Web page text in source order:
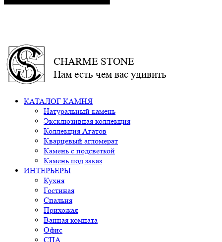
CHARME STONE
Нам есть чем вас удивить
КАТАЛОГ КАМНЯ
Натуральный камень
Эксклюзивная коллекция
Коллекция Агатов
Кварцевый агломерат
Камень с подсветкой
Камень под заказ
ИНТЕРЬЕРЫ
Кухня
Гостиная
Спальня
Прихожая
Ванная комната
Офис
СПА